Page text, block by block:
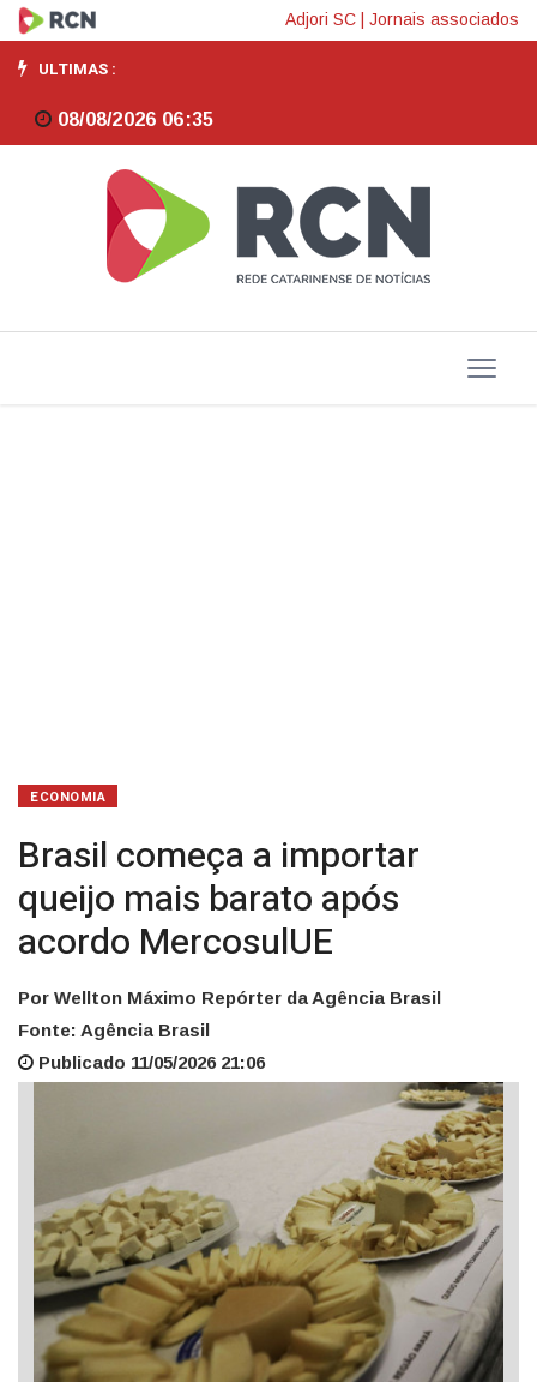
Brasil
começa
a
importar
queijo
barato
Adjori SC Jornais associados
ULTIMAS :
08/08/2026 06:35
ECONOMIA
Brasil começa a importar
queijo mais barato após
acordo MercosulUE
Por Wellton Máximo Repórter da Agência Brasil
Fonte: Agência Brasil
Publicado 11/05/2026 21:06